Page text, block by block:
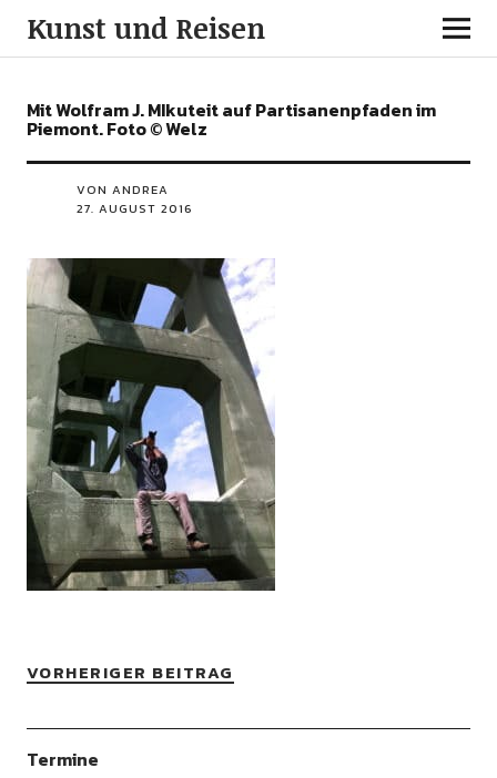
Kunst und Reisen
Mit Wolfram J. MIkuteit auf Partisanenpfaden im
Piemont. Foto © Welz
VON ANDREA
27. AUGUST 2016
VORHERIGER BEITRAG
Termine